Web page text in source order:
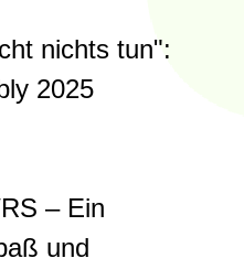
nichts tun":
2025
– Ein
und